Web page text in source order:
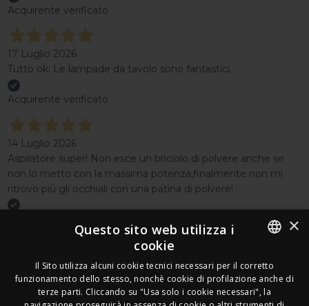
Acquirente verificato
17 Luglio 2026
Tutto ok. Le lampade da tavolo sono fantastici.
Acquirente verificato
14 Luglio 2026
Aspiratore super! Non esce un briciolo di polvere anche se
non lo metto con la massima potenza,finalmente non mi
ritrovo più gli occhiali con una patina di polvere!
Seguici
Newsletter
ITALIAN
FRENCH
×
Questo sito web utilizza i
cookie
Il Sito utilizza alcuni cookie tecnici necessari per il corretto
funzionamento dello stesso, nonchè cookie di profilazione anche di
terze parti. Cliccando su "Usa solo i cookie necessari", la